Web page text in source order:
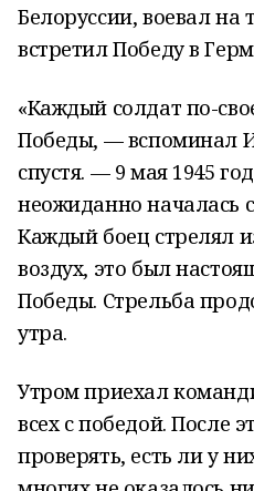
Белоруссии, воевал
встретил Победу в
«Каждый солдат по-
Победы, — вспоминал
спустя. — 9 мая 1945
неожиданно началась
Каждый боец стрелял
воздух, это был
Победы. Стрельба
утра.
Утром приехал
всех с победой. После
проверять, есть ли у